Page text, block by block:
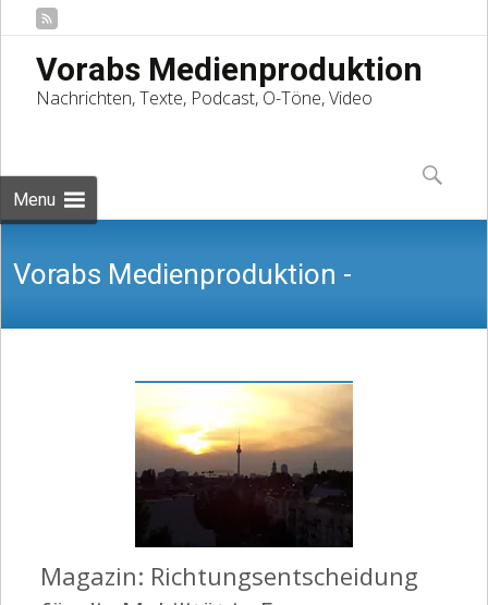
Vorabs Medienproduktion
Nachrichten, Texte, Podcast, O-Töne, Video
Menu
to
content
Suchen
nach:
Vorabs Medienproduktion -
Nachrichten, Texte, Podcast, O-Töne,
Magazin: Richtungsentscheidung